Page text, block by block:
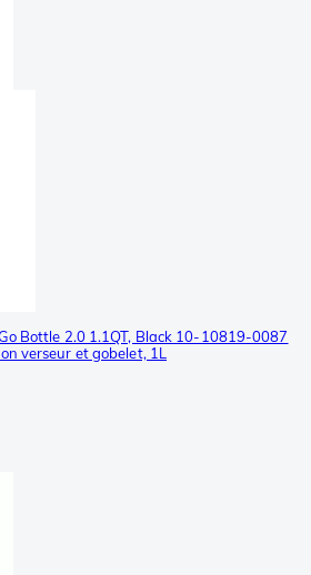
Bottle 2.0 1.1QT, Black 10-10819-0087
verseur et gobelet, 1L